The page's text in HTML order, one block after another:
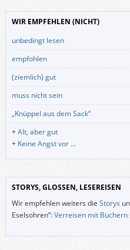
WIR EMPFEHLEN (NICHT)
unbedingt lesen
empfohlen
(ziemlich) gut
muss nicht sein
„Knüppel aus dem Sack“
+Alt, aber gut
+ Keine Angst vor …
STORYS, GLOSSEN, LESEREISEN
Wir empfehlen weiters die Storys
Eselsohren“:Verreisen mit Büchern